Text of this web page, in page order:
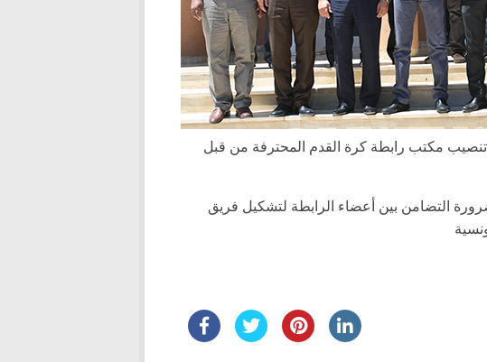
تنصيب مكتب رابطة كرة القدم المحترفة من قبل
التضامن بين أعضاء الرابطة لتشكيل فريق